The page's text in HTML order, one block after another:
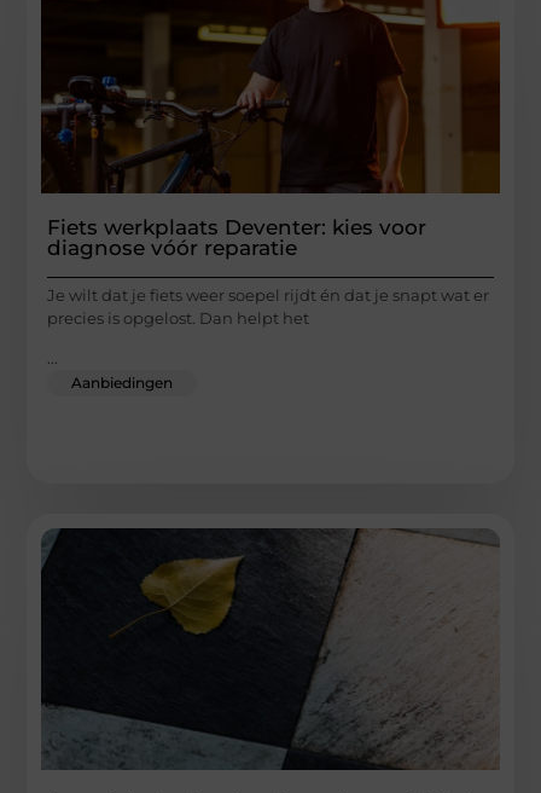
Fiets werkplaats Deventer: kies voor
diagnose vóór reparatie
Je wilt dat je fiets weer soepel rijdt én dat je snapt wat er
precies is opgelost. Dan helpt het
Aanbiedingen